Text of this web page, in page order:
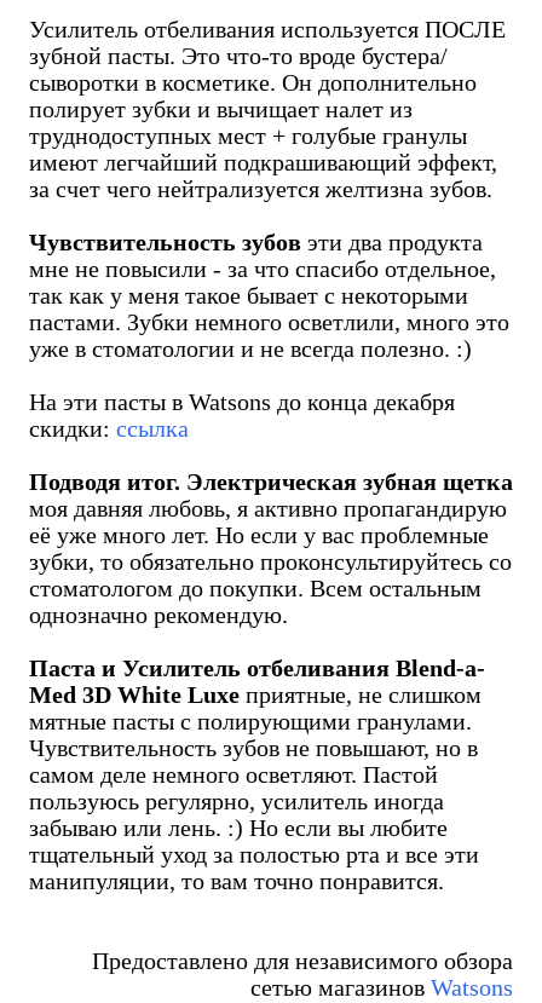
Усилитель отбеливания используется ПОСЛЕ
зубной пасты. Это что-то вроде бустера/
сыворотки в косметике. Он дополнительно
полирует зубки и вычищает налет из
труднодоступных мест + голубые гранулы
имеют легчайший подкрашивающий эффект,
за счет чего нейтрализуется желтизна зубов.
Чувствительность зубов эти два продукта
мне не повысили - за что спасибо отдельное,
так как у меня такое бывает с некоторыми
пастами. Зубки немного осветлили, много это
уже в стоматологии и не всегда полезно. :)
На эти пасты в Watsons до конца декабря
скидки: ссылка
Подводя итог. Электрическая зубная щетка
моя давняя любовь, я активно пропагандирую
её уже много лет. Но если у вас проблемные
зубки, то обязательно проконсультируйтесь со
стоматологом до покупки. Всем остальным
однозначно рекомендую.
Паста и Усилитель отбеливания Blend-a-
Med 3D White Luxe приятные, не слишком
мятные пасты с полирующими гранулами.
Чувствительность зубов не повышают, но в
самом деле немного осветляют. Пастой
пользуюсь регулярно, усилитель иногда
забываю или лень. :) Но если вы любите
тщательный уход за полостью рта и все эти
манипуляции, то вам точно понравится.
Предоставлено для независимого обзора
сетью магазинов Watsons